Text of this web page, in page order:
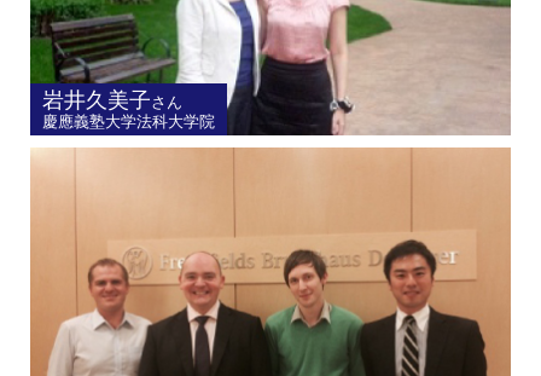
岩井久美子さん
慶應義塾大学法科大学院